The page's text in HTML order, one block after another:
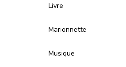
Livre
Marionnette
Musique